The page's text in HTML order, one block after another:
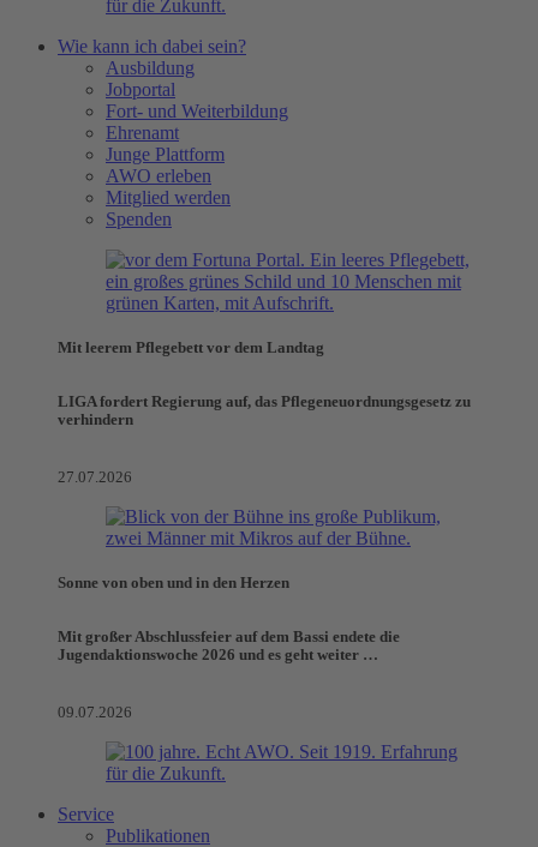
Wie kann ich dabei sein?
Ausbildung
Jobportal
Fort- und Weiterbildung
Ehrenamt
Junge Plattform
AWO erleben
Mitglied werden
Spenden
Mit leerem Pflegebett vor dem Landtag
LIGA fordert Regierung auf, das Pflegeneuordnungsgesetz zu
verhindern
27.07.2026
Sonne von oben und in den Herzen
Mit großer Abschlussfeier auf dem Bassi endete die
Jugendaktionswoche 2026 und es geht weiter …
09.07.2026
Service
Publikationen